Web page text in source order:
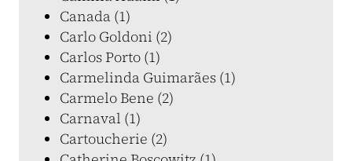
Canada (1)
Carlo Goldoni (2)
Carlos Porto (1)
Carmelinda Guimarães (1)
Carmelo Bene (2)
Carnaval (1)
Cartoucherie (2)